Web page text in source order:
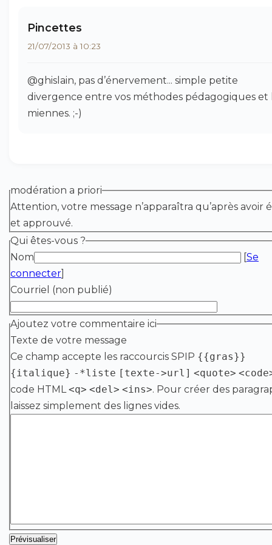
Pincettes
21/07/2013 à 10:23
@ghislain, pas d’énervement... simple petite
divergence entre vos méthodes pédagogiques et
miennes. ;-)
modération a priori
Attention, votre message n’apparaîtra qu’après avoir
et approuvé.
Qui êtes-vous ?
Nom
[Se
connecter]
Courriel (non publié)
Ajoutez votre commentaire ici
Texte de votre message
Ce champ accepte les raccourcis SPIP {{gras}}
{italique} -*liste [texte->url] <quote>
code HTML<q> <del> <ins>. Pour créer des
laissez simplement des lignes vides.